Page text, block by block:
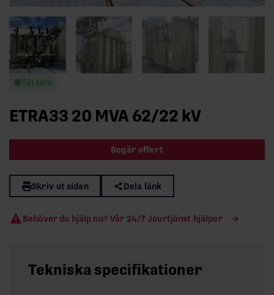
Till salu
ETRA33 20 MVA 62/22 kV
Begär offert
Skriv ut sidan Dela länk
Behöver du hjälp nu? Vår 24/7 Jourtjänst hjälper
Tekniska specifikationer